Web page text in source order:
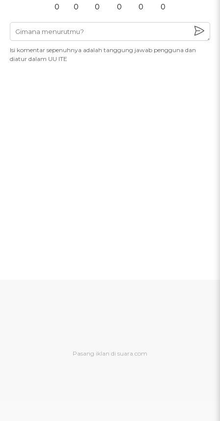
0 0 0 0 0 0
Isi komentar sepenuhnya adalah tanggung jawab pengguna dan
diatur dalam UU ITE